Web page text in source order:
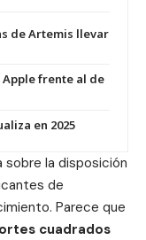
de Artemis llevar
Apple frente al de
en 2025
la disposición
de
Parece que
cuadrados